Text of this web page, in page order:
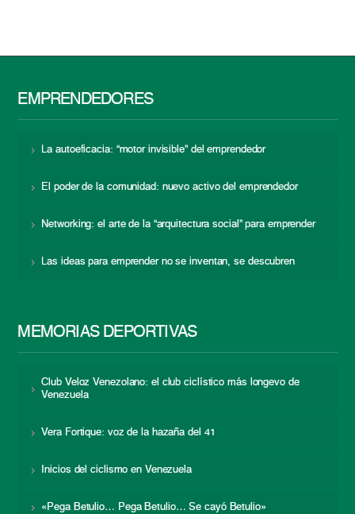
EMPRENDEDORES
La autoeficacia: “motor invisible” del emprendedor
El poder de la comunidad: nuevo activo del emprendedor
Networking: el arte de la “arquitectura social” para emprender
Las ideas para emprender no se inventan, se descubren
MEMORIAS DEPORTIVAS
Club Veloz Venezolano: el club ciclístico más longevo de
Venezuela
Vera Fortique: voz de la hazaña del 41
Inicios del ciclismo en Venezuela
«Pega Betulio… Pega Betulio… Se cayó Betulio»